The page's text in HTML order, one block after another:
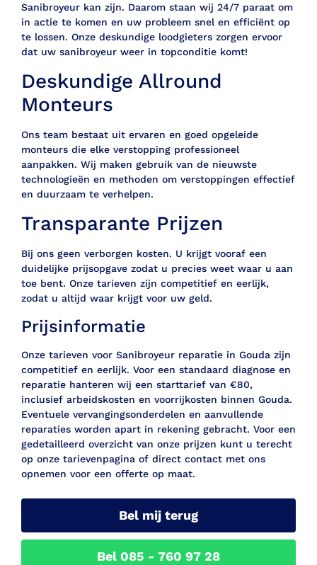
Sanibroyeur kan zijn. Daarom staan wij 24/7 paraat om
in actie te komen en uw probleem snel en efficiënt op
te lossen. Onze deskundige loodgieters zorgen ervoor
dat uw sanibroyeur weer in topconditie komt!
Deskundige Allround
Monteurs
Ons team bestaat uit ervaren en goed opgeleide
monteurs die elke verstopping professioneel
aanpakken. Wij maken gebruik van de nieuwste
technologieën en methoden om verstoppingen effectief
en duurzaam te verhelpen.
Transparante Prijzen
Bij ons geen verborgen kosten. U krijgt vooraf een
duidelijke prijsopgave zodat u precies weet waar u aan
toe bent. Onze tarieven zijn competitief en eerlijk,
zodat u altijd waar krijgt voor uw geld.
Prijsinformatie
Onze tarieven voor Sanibroyeur reparatie in Gouda zijn
competitief en eerlijk. Voor een standaard diagnose en
reparatie hanteren wij een starttarief van €80,
inclusief arbeidskosten en voorrijkosten binnen Gouda.
Eventuele vervangingsonderdelen en aanvullende
reparaties worden apart in rekening gebracht. Voor een
gedetailleerd overzicht van onze prijzen kunt u terecht
op onze tarievenpagina of direct contact met ons
opnemen voor een offerte op maat.
Bel mij terug
Bel 085 - 760 97 28